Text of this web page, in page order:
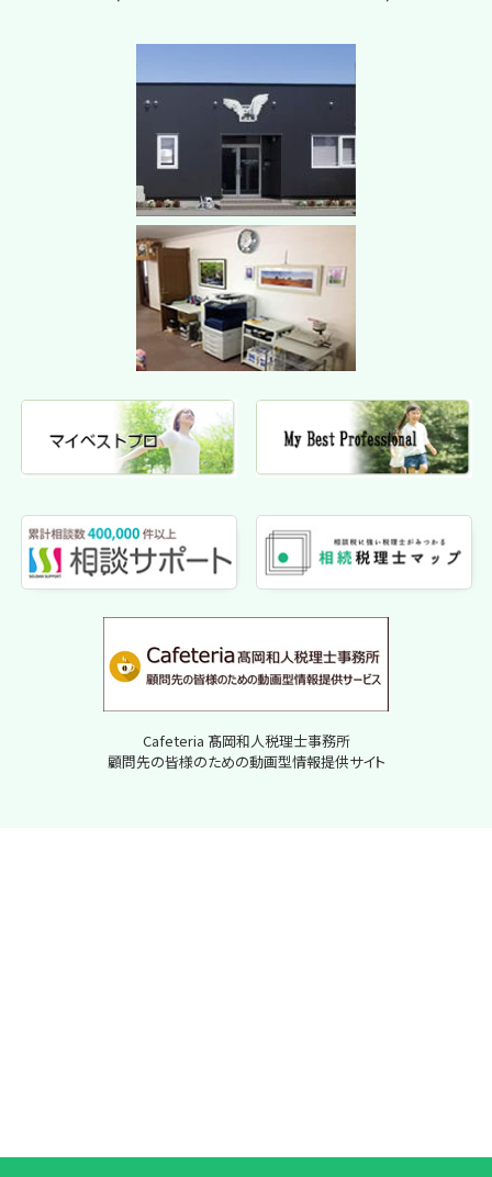
Cafeteria 髙岡和人税理士事務所
顧問先の皆様のための動画型情報提供サイト